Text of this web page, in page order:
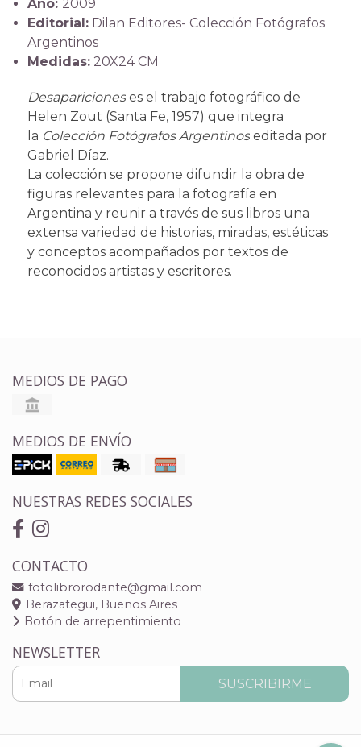
Año: 2009
Editorial:Dilan Editores- Colección Fotógrafos
Argentinos
Medidas:20X24 CM
Desaparicioneses el trabajo fotográfico de
Helen Zout (Santa Fe, 1957) que integra
la Colección Fotógrafos Argentinoseditada por
Gabriel Díaz.
La colección se propone difundir la obra de
figuras relevantes para la fotografía en
Argentina y reunir a través de sus libros una
extensa variedad de historias, miradas, estéticas
y conceptos acompañados por textos de
reconocidos artistas y escritores.
MEDIOS DE PAGO
MEDIOS DE ENVÍO
NUESTRAS REDES SOCIALES
CONTACTO
fotolibrorodante@gmail.com
Berazategui, Buenos Aires
Botón de arrepentimiento
NEWSLETTER
SUSCRIBIRME